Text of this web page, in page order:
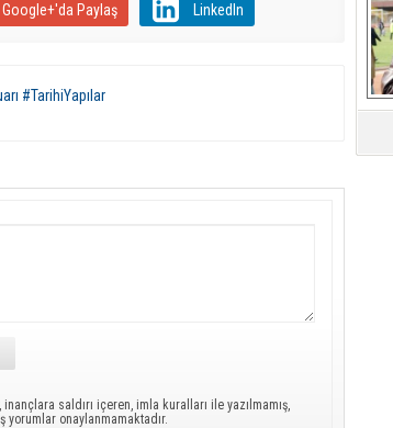
Google+'da Paylaş LinkedIn
#TarihiYapılar
saldırı içeren, imla kuralları ile yazılmamış,
yorumlar onaylanmamaktadır.